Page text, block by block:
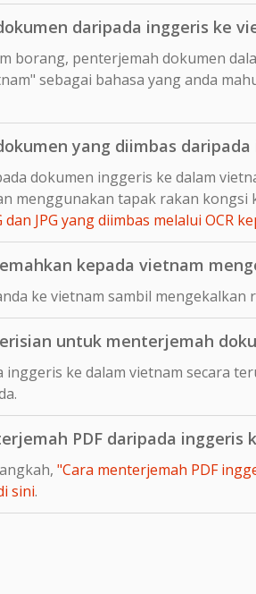
daripada inggeris ke
borang, penterjemah dokumen
sebagai bahasa yang anda
yang diimbas
dokumen inggeris ke dalam
menggunakan tapak rakan kongsi
JPG yang diimbas melalui OCR
kepada vietnam
ke vietnam sambil mengekalkan
untuk menterjemah
ke dalam vietnam secara
PDF daripada inggeris
"Cara menterjemah PDF
sini.